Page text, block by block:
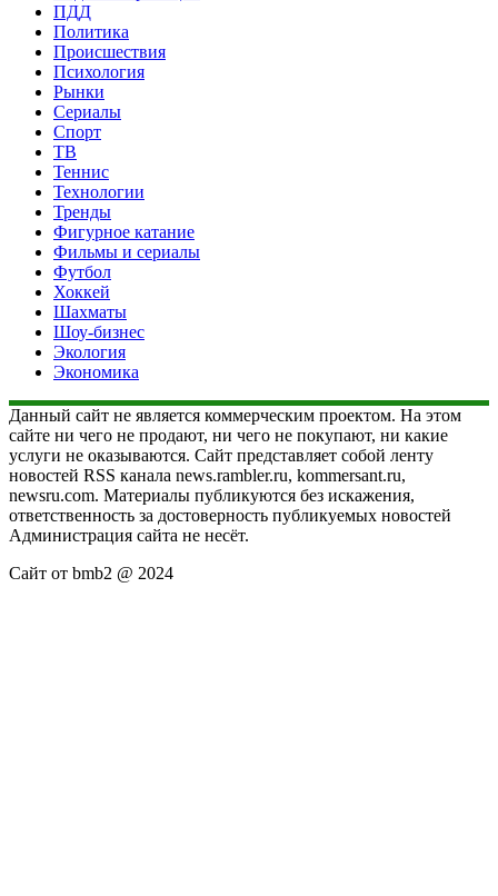
ПДД
Политика
Происшествия
Психология
Рынки
Сериалы
Спорт
ТВ
Теннис
Технологии
Тренды
Фигурное катание
Фильмы и сериалы
Футбол
Хоккей
Шахматы
Шоу-бизнес
Экология
Экономика
Данный сайт не является коммерческим проектом. На этом
сайте ни чего не продают, ни чего не покупают, ни какие
услуги не оказываются. Сайт представляет собой ленту
новостей RSS канала news.rambler.ru, kommersant.ru,
newsru.com. Материалы публикуются без искажения,
ответственность за достоверность публикуемых новостей
Администрация сайта не несёт.
Сайт от bmb2 @ 2024